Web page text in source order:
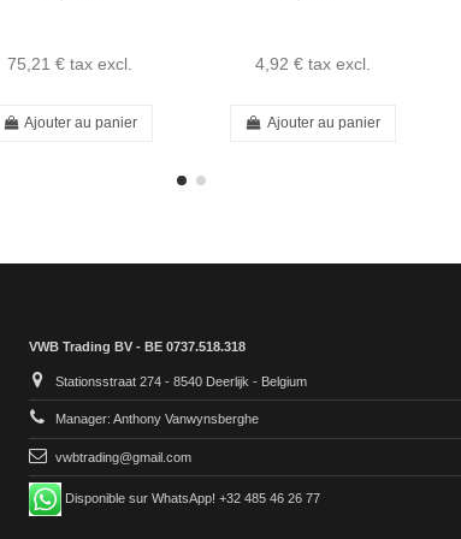
75,21 € tax excl.
Ajouter au panier
4,92 € tax excl.
Ajouter au panier
VWB Trading BV - BE 0737.518.318
Stationsstraat 274 - 8540 Deerlijk - Belgium
Manager: Anthony Vanwynsberghe
vwbtrading@gmail.com
Disponible sur WhatsApp! +32 485 46 26 77